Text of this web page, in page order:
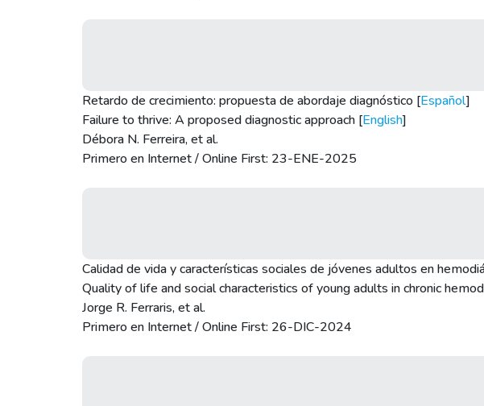
Retardo de crecimiento: propuesta de abordaje diagnóstico [Español]
Failure to thrive: A proposed diagnostic approach [English]
Débora N. Ferreira, et al.
Primero en Internet / Online First: 23-ENE-2025
Calidad de vida y características sociales de jóvenes adultos en
Quality of life and social characteristics of young adults in chronic
Jorge R. Ferraris, et al.
Primero en Internet / Online First: 26-DIC-2024